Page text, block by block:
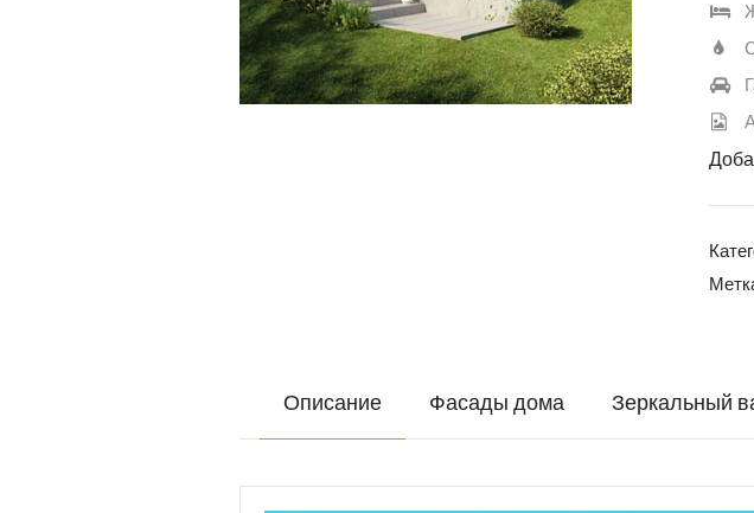
Описание Фасады дома Зеркальный